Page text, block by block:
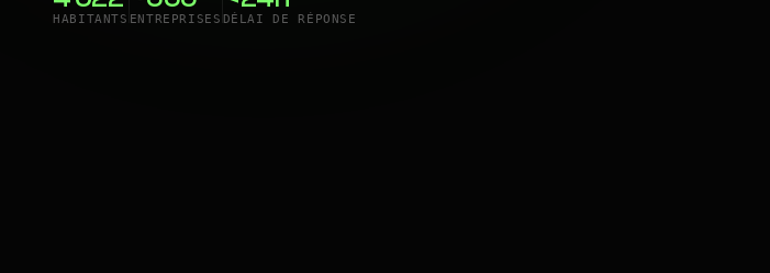
HABITANTS ENTREPRISES DÉLAI DE RÉPONSE